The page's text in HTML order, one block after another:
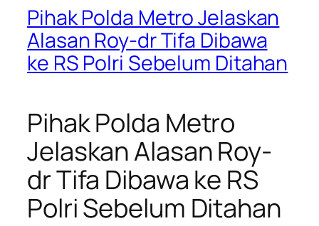
Pihak Polda Metro Jelaskan
Alasan Roy-dr Tifa Dibawa
ke RS Polri Sebelum Ditahan
Pihak Polda Metro
Jelaskan Alasan Roy-
dr Tifa Dibawa ke RS
Polri Sebelum Ditahan